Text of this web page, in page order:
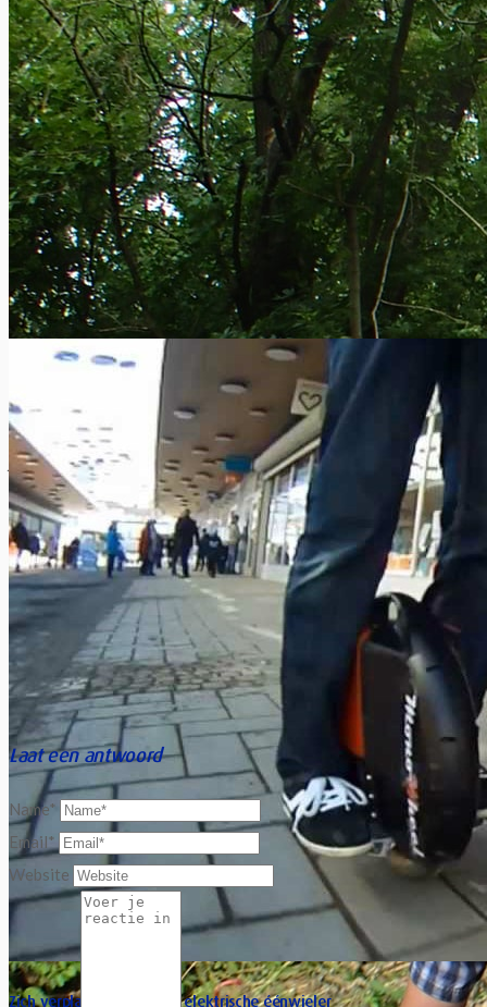
Reizen met de fiets op de trein
Fietsen is een leuke en gezonde bezigheid. Maar wist je dat je
jouw tweewieler(s) ook gemakkelijk kunt meenemen op de...
Zich verplaatsen met een elektrische éénwieler
Laat een antwoord
Name*
Email*
Website